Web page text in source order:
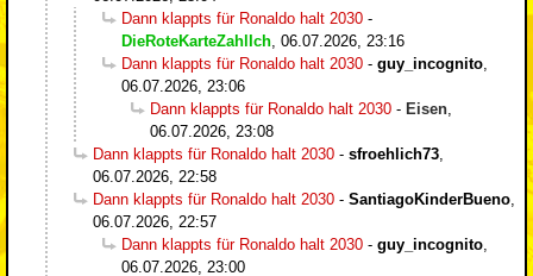
Dann klappts für Ronaldo halt 2030 -
DieRoteKarteZahlIch, 06.07.2026, 23:16
Dann klappts für Ronaldo halt 2030 - guy_incognito,
06.07.2026, 23:06
Dann klappts für Ronaldo halt 2030 - Eisen,
06.07.2026, 23:08
Dann klappts für Ronaldo halt 2030 - sfroehlich73,
06.07.2026, 22:58
Dann klappts für Ronaldo halt 2030 - SantiagoKinderBueno,
06.07.2026, 22:57
Dann klappts für Ronaldo halt 2030 - guy_incognito,
06.07.2026, 23:00